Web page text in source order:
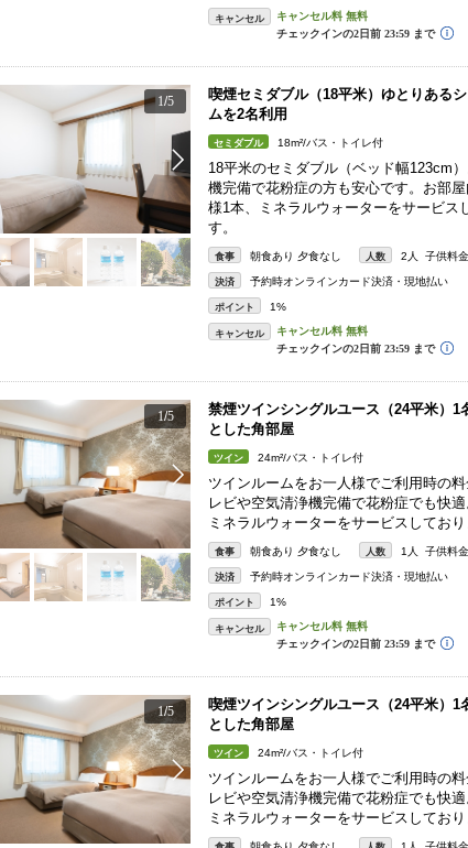
キャンセル
1/5
喫煙セミダブル（18平米）ゆとりある
ムを2名利用
セミダブル 18m²/バス・トイレ付
18平米のセミダブル（ベッド幅123cm
機完備で花粉症の方も安心です。お部
様1本、ミネラルウォーターをサービス
す。
食事 朝食あり 夕食なし 人数 2人 子供料
決済 予約時オンラインカード決済・現地払い
ポイント 1%
キャンセル
1/5
禁煙ツインシングルユース（24平米）1
とした角部屋
ツイン 24m²/バス・トイレ付
ツインルームをお一人様でご利用時の
レビや空気清浄機完備で花粉症でも快
ミネラルウォーターをサービスしており
食事 朝食あり 夕食なし 人数 1人 子供料
決済 予約時オンラインカード決済・現地払い
ポイント 1%
キャンセル
1/5
喫煙ツインシングルユース（24平米）1
とした角部屋
ツイン 24m²/バス・トイレ付
ツインルームをお一人様でご利用時の
レビや空気清浄機完備で花粉症でも快
ミネラルウォーターをサービスしており